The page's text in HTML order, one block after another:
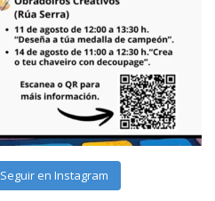
Seguir en Instagram